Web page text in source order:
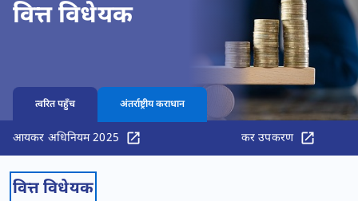
वित्त विधेयक
त्वरित पहुँच अंतर्राष्ट्रीय कराधान
आयकर अधिनियम 2025 कर उपकरण
वित्त विधेयक